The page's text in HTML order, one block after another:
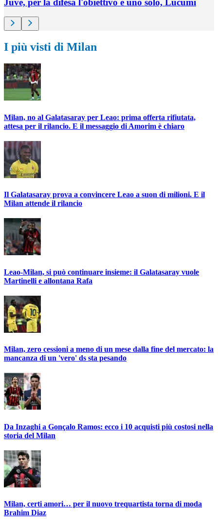
Juve, per la difesa l'obiettivo è uno solo, Lucumì
I più visti di Milan
Milan, no al Galatasaray per Leao: prima offerta rifiutata,
attesa per il rilancio. E il messaggio di Amorim è chiaro
Il Galatasaray prova a convincere Leao a suon di milioni. E il
Milan attende il rilancio
Leao-Milan, si può continuare insieme: il Galatasaray vuole
Martinelli e allontana Rafa
Milan, zero cessioni a meno di un mese dalla fine del mercato: la
mancanza di un 'vero' ds sta pesando
Da Inzaghi a Gonçalo Ramos: ecco i 10 acquisti più costosi nella
storia del Milan
Milan, certi amori… per il nuovo trequartista torna di moda
Brahim Diaz